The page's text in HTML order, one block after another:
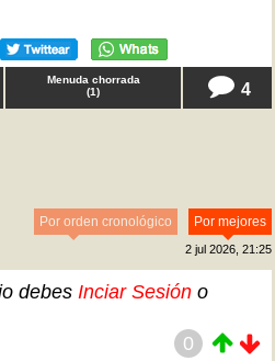
Menuda chorrada
(1) 4
Por mejores
Por orden cronológico
2 jul 2026, 21:25
debes Inciar Sesión o
0